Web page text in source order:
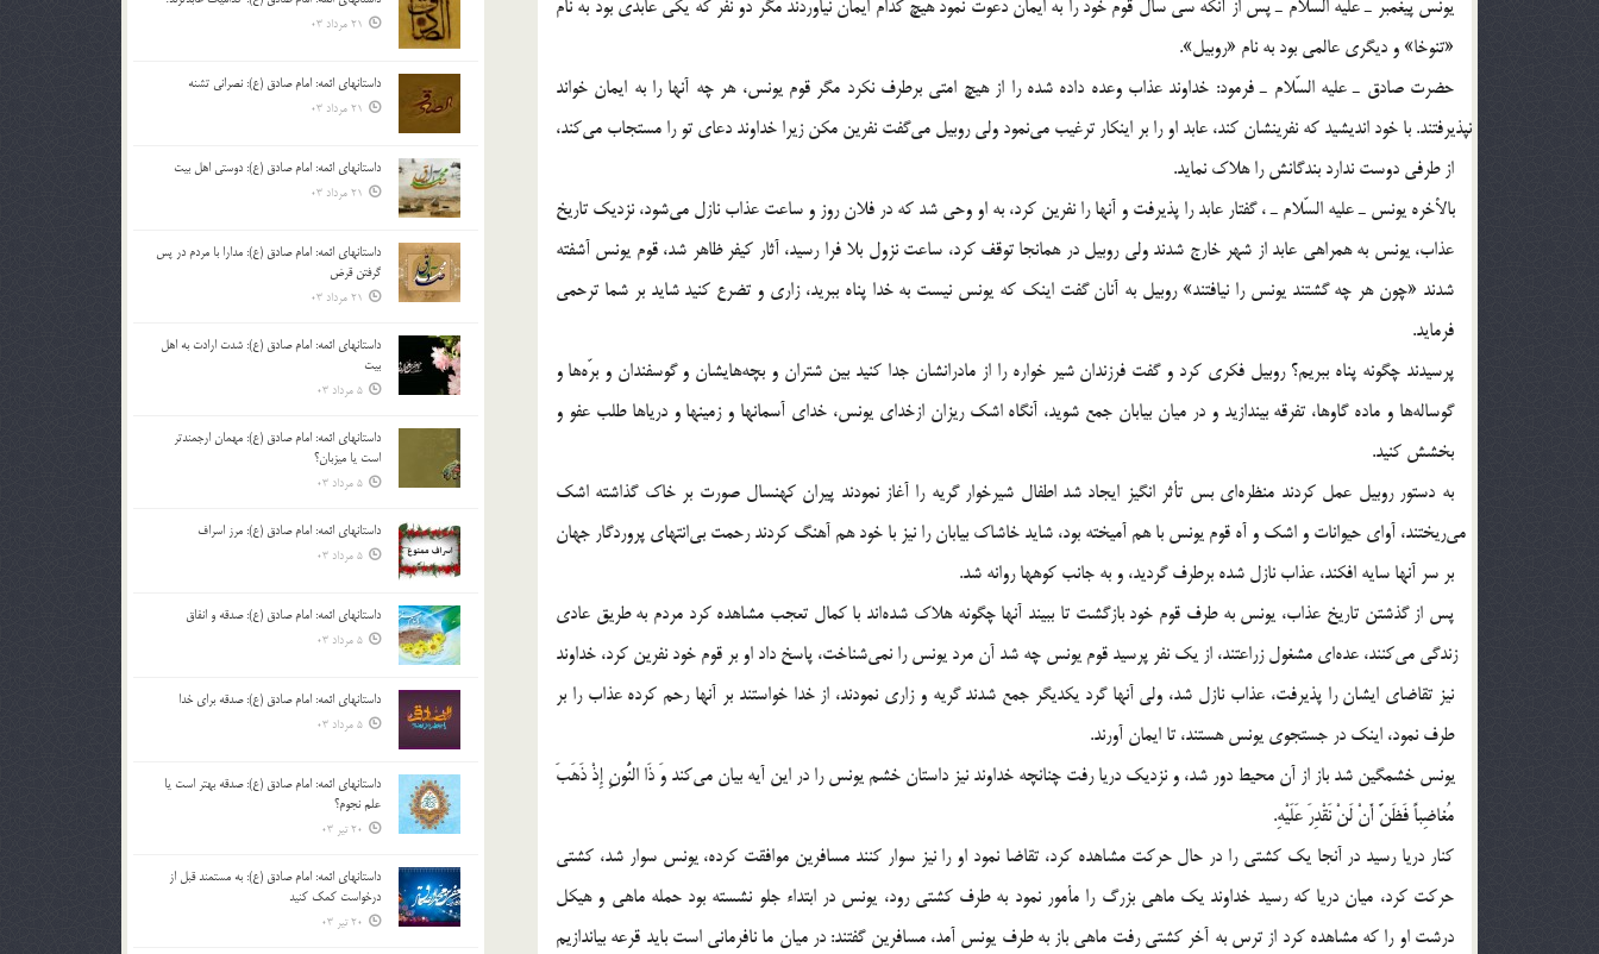
يونس پيغمبر ـ عليه السّلام ـ پس از آنكه سي سال قوم خود را به ايمان دعوت نمود هيچ كدام ايمان نياوردند مگر دو نفر كه يكي عابدي بود به نام
«تنوخا» و ديگري عالمي بود به نام «روبيل».
حضرت صادق ـ عليه السّلام ـ فرمود: خداوند عذاب وعده داده شده را از هيچ امتي برطرف نكرد مگر قوم يونس، هر چه آنها را به ايمان خواند
نپذيرفتند. با خود انديشيد كه نفرينشان كند، عابد او را بر اينكار ترغيب مي‎نمود ولي روبيل مي‎گفت نفرين مكن زيرا خداوند دعاي تو را مستجاب مي‎كند،
از طرفي دوست ندارد بندگانش را هلاك نمايد.
بالأخره يونس ـ عليه السّلام ـ ، گفتار عابد را پذيرفت و آنها را نفرين كرد، به او وحي شد كه در فلان روز و ساعت عذاب نازل مي‎شود، نزديك تاريخ
عذاب، يونس به همراهي عابد از شهر خارج شدند ولي روبيل در همانجا توقف كرد، ساعت نزول بلا فرا رسيد، آثار كيفر ظاهر شد، قوم يونس آشفته
شدند «چون هر چه گشتند يونس را نيافتند» روبيل به آنان گفت اينك كه يونس نيست به خدا پناه ببريد، زاري و تضرع كنيد شايد بر شما ترحمي
فرمايد.
پرسيدند چگونه پناه ببريم؟ روبيل فكري كرد و گفت فرزندان شير خواره را از مادرانشان جدا كنيد بين شتران و بچه‎هايشان و گوسفندان و برّه‎ها و
گوساله‎ها و ماده گاوها، تفرقه بيندازيد و در ميان بيابان جمع شويد، آنگاه اشك ريزان ازخداي يونس، خداي آسمانها و زمينها و درياها طلب عفو و
بخشش كنيد.
به دستور روبيل عمل كردند منظره‎اي بس تأثر انگيز ايجاد شد اطفال شيرخوار گريه را ‎آغاز نمودند پيران كهنسال صورت بر خاك گذاشته اشك
مي‎ريختند، آواي حيوانات و اشك و آه قوم يونس با هم آميخته بود، شايد خاشاك بيابان را نيز با خود هم آهنگ كردند رحمت بي‎انتهاي پروردگار جهان
بر سر آنها سايه افكند، عذاب نازل شده برطرف گرديد، و به جانب كوهها روانه شد.
پس از گذشتن تاريخ عذاب، يونس به طرف قوم خود بازگشت تا ببيند آنها چگونه هلاك شده‎اند با كمال تعجب مشاهده كرد مردم به طريق عادي
زندگي مي‎كنند، عده‎اي مشغول زراعتند، از يك نفر پرسيد قوم يونس چه شد آن مرد يونس را نمي‎شناخت، پاسخ داد او بر قوم خود نفرين كرد، خداوند
نيز تقاضاي ايشان را پذيرفت، عذاب نازل شد، ولي آنها گرد يكديگر جمع شدند گريه و زاري نمودند، از خدا خواستند بر آنها رحم كرده عذاب را بر
طرف نمود، اينك در جستجوي يونس هستند،‌ تا ايمان آورند.
يونس خشمگين شد باز از آن محيط دور شد، و نزديك دريا رفت چنانچه خداوند نيز داستان خشم يونس را در اين آيه بيان مي‎كند وَ ذَا النُّونِ إِذْ ذَهَبَ
مُغاضِباً فَظَنَّ أَنْ لَنْ نَقْدِرَ عَلَيْهِ.
كنار دريا رسيد در آنجا يك كشتي را در حال حركت مشاهده كرد، تقاضا نمود او را نيز سوار كنند مسافرين موافقت كرده، يونس سوار شد، كشتي
حركت كرد، ميان دريا كه رسيد خداوند يك ماهي بزرگ را مأمور نمود به طرف كشتي رود، يونس در ابتداء جلو نشسته بود حمله ماهي و هيكل
درشت او را كه مشاهده كرد از ترس به آخر كشتي رفت ماهي باز به طرف يونس آمد، مسافرين گفتند: در ميان ما نافرماني است بايد قرعه بياندازيم
21 مرداد 03
داستانهای ائمه: امام صادق (ع): نصرانی تشنه
21 مرداد 03
داستانهای ائمه: امام صادق (ع): دوستی اهل بیت
21 مرداد 03
داستانهای ائمه: امام صادق (ع): مدارا با مردم در پس
گرفتن قرض
21 مرداد 03
داستانهای ائمه: امام صادق (ع): شدت ارادت به اهل
بیت
5 مرداد 03
داستانهای ائمه: امام صادق (ع): مهمان ارجمندتر
است یا میزبان؟
5 مرداد 03
داستانهای ائمه: امام صادق (ع): مرز اسراف
5 مرداد 03
داستانهای ائمه: امام صادق (ع): صدقه و انفاق
5 مرداد 03
داستانهای ائمه: امام صادق (ع): صدقه برای خدا
5 مرداد 03
داستانهای ائمه: امام صادق (ع): صدقه بهتر است یا
علم نجوم؟
20 تیر 03
داستانهای ائمه: امام صادق (ع): به مستمند قبل از
درخواست کمک کنید
20 تیر 03